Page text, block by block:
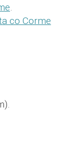
.
co Corme